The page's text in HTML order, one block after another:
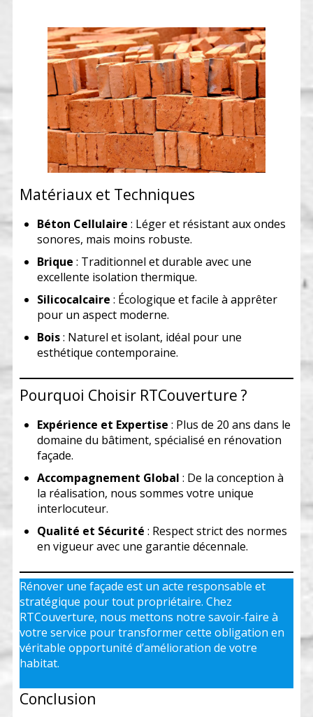
Matériaux et Techniques
Béton Cellulaire : Léger et résistant aux ondes
sonores, mais moins robuste.
Brique : Traditionnel et durable avec une
excellente isolation thermique.
Silicocalcaire : Écologique et facile à apprêter
pour un aspect moderne.
Bois: Naturel et isolant, idéal pour une
esthétique contemporaine.
Pourquoi Choisir RTCouverture ?
Expérience et Expertise : Plus de 20 ans dans le
domaine du bâtiment, spécialisé en rénovation
façade.
Accompagnement Global : De la conception à
la réalisation, nous sommes votre unique
interlocuteur.
Qualité et Sécurité : Respect strict des normes
en vigueur avec une garantie décennale.
Rénover une façade est un acte responsable et
stratégique pour tout propriétaire. Chez
RTCouverture, nous mettons notre savoir-faire à
votre service pour transformer cette obligation en
véritable opportunité d’amélioration de votre
habitat.
Conclusion